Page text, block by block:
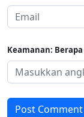
Keamanan: Berapa
Post Comment